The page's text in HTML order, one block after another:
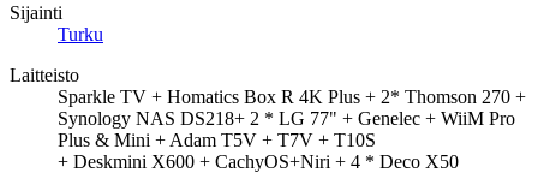
Sijainti
Turku
Laitteisto
Sparkle TV + Homatics Box R 4K Plus + 2* Thomson 270 +
Synology NAS DS218+ 2 * LG 77" + Genelec + WiiM Pro
Plus & Mini + Adam T5V + T7V + T10S
+ Deskmini X600 + CachyOS+Niri + 4 * Deco X50